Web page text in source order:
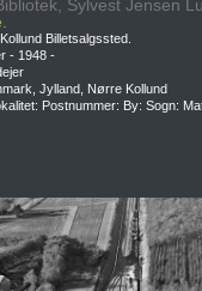
Sylvest Jensen
Billetsalgssted.
- 1948 -
Jylland, Nørre Kollund
Postnummer: By: Sogn: